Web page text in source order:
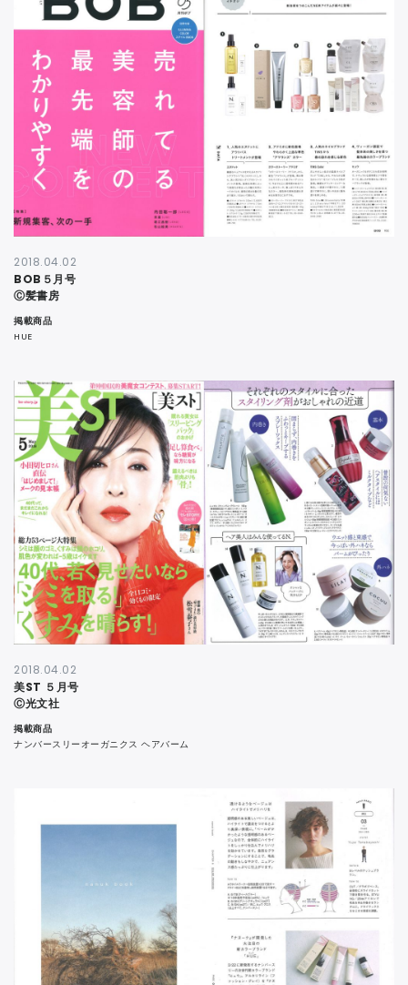
2018.04.02
BOB５月号
Ⓒ髪書房
掲載商品
HUE
2018.04.02
美ST ５月号
Ⓒ光文社
掲載商品
ナンバースリーオーガニクス ヘアバーム